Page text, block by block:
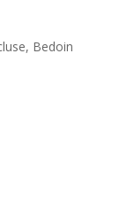
Bedoin